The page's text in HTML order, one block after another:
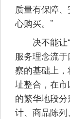
质量有保障
心购买。”
决不能让“
服务理念流
察的基础上
址整合，在
的繁华地段
计、商品陈